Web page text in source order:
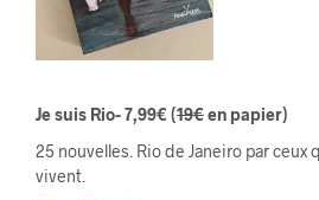
Je suis Rio- 7,99€ (19€en papier)
25 nouvelles. Rio de Janeiro par ceux
vivent.